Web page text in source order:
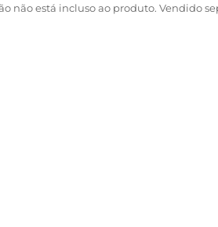
não está incluso ao produto. Vendido